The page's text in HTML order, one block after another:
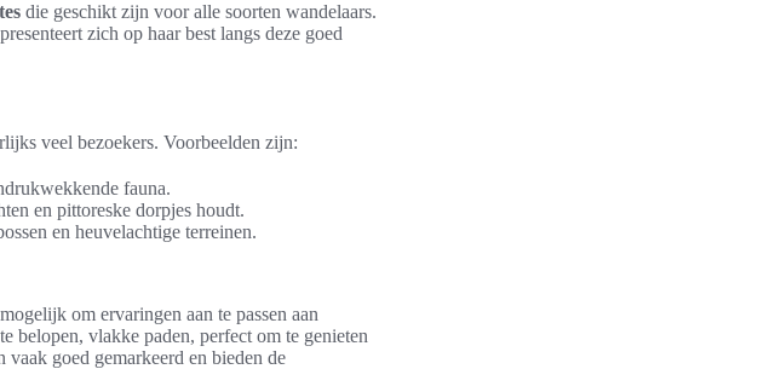
die geschikt zijn voor alle soorten wandelaars.
zich op haar best langs deze goed
veel bezoekers. Voorbeelden zijn:
fauna.
en pittoreske dorpjes houdt.
en heuvelachtige terreinen.
om ervaringen aan te passen aan
belopen, vlakke paden, perfect om te genieten
vaak goed gemarkeerd en bieden de